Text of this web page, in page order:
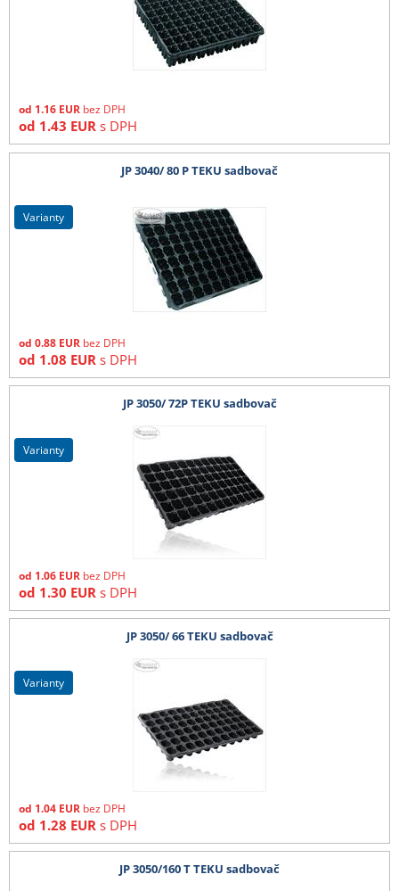
od 1.16 EUR bez DPH
od 1.43 EUR s DPH
JP 3040/ 80 P TEKU sadbovač
od 0.88 EUR bez DPH
od 1.08 EUR s DPH
varianty
JP 3050/ 72P TEKU sadbovač
od 1.06 EUR bez DPH
od 1.30 EUR s DPH
varianty
JP 3050/ 66 TEKU sadbovač
od 1.04 EUR bez DPH
od 1.28 EUR s DPH
varianty
JP 3050/160 T TEKU sadbovač